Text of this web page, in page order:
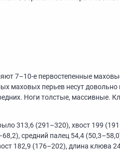
7–10-е первостепенные
маховых перьев несут
Ноги толстые, массивные.
313,6 (291–320), хвост 199
средний палец 54,4
182,9 (176–202), длина клюва